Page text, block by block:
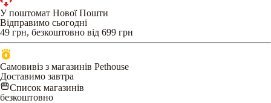
У поштомат Нової Пошти
Відправимо сьогодні
49 грн, безкоштовно від 699 грн
Самовивіз з магазинів Pethouse
Доставимо завтра
Список магазинів
безкоштовно